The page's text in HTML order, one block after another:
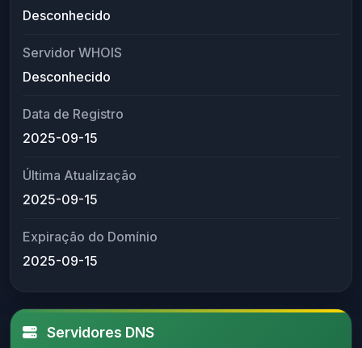
Desconhecido
Servidor WHOIS
Desconhecido
Data de Registro
2025-09-15
Última Atualização
2025-09-15
Expiração do Domínio
2025-09-15
Servidores DNS